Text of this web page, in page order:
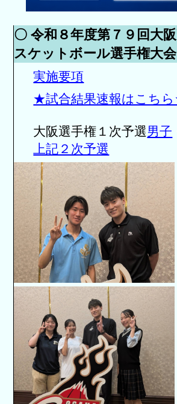
〇 令和８年度第７９回大
スケットボール選手権大会
実施要項
★試合結果速報はこち
大阪選手権１次予選男子
上記２次予選